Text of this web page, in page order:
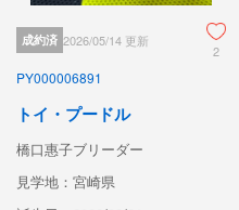
成約済 2026/05/14 更新
2
PY000006891
トイ・プードル
橋口惠子ブリーダー
見学地：宮崎県